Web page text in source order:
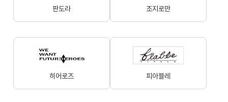
판도라 조지로만
히어로즈 피아블레